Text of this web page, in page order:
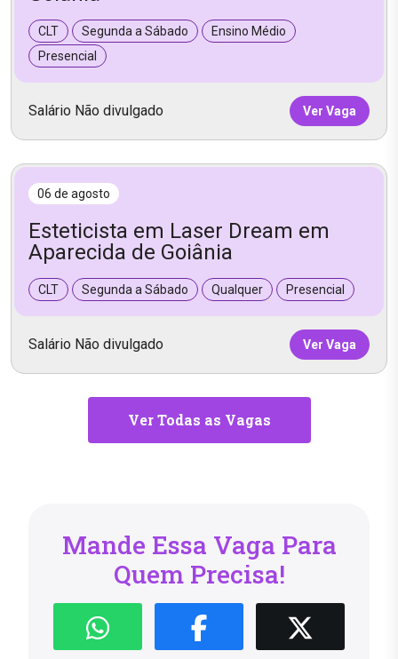
CLT Segunda a Sábado
Ensino Médio
Presencial
Salário Não divulgado Ver Vaga
06 de agosto
Esteticista em Laser Dream em
Aparecida de Goiânia
CLT Segunda a Sábado Qualquer Presencial
Salário Não divulgado Ver Vaga
Ver Todas as Vagas
Mande Essa Vaga Para
Quem Precisa!